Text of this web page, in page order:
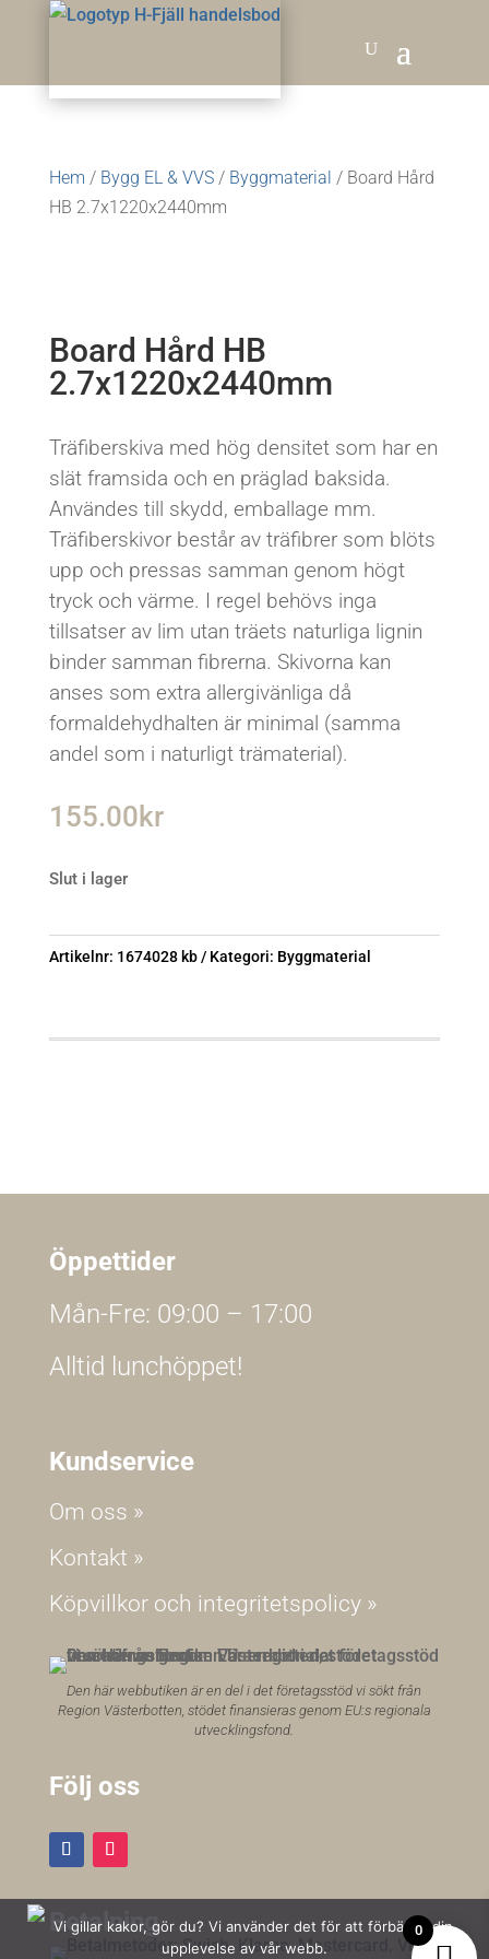
Hem / Bygg EL & VVS/ Byggmaterial / Board Hård
HB 2.7x1220x2440mm
Board Hård HB
2.7x1220x2440mm
Träfiberskiva med hög densitet som har en
slät framsida och en präglad baksida.
Användes till skydd, emballage mm.
Träfiberskivor består av träfibrer som blöts
upp och pressas samman genom högt
tryck och värme. I regel behövs inga
tillsatser av lim utan träets naturliga lignin
binder samman fibrerna. Skivorna kan
anses som extra allergivänliga då
formaldehydhalten är minimal (samma
andel som i naturligt trämaterial).
155.00kr
Slut i lager
Artikelnr: 1674028 kb Kategori: Byggmaterial
Öppettider
Mån-Fre: 09:00 – 17:00
Alltid lunchöppet!
Kundservice
Om oss »
Kontakt »
Köpvillkor och integritetspolicy »
Den här webbutiken är en del i det företagsstöd vi sökt från
Region Västerbotten, stödet finansieras genom EU:s regionala
utvecklingsfond.
Följ oss
Betalning 0
Vi gillar kakor, gör du? Vi använder det för att förbättra din
upplevelse av vår webb.